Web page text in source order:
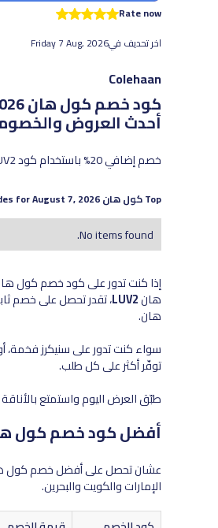
Rate now
اخر تحديف فيFriday 7 Aug, 2026
Colehaan
كود خصم كول هان 2026: احصل على خصم ثابت 20% باستخدام كود LUV2
أحدث العروض
خصم إضافي 20% باستخدام كود LUV2 على الأحذية والحقائب والإكسسوارات من كول هان في الإمارات والكويت والبحرين.
Topكول هانAugust 7, 2026
No items found.
إذا كنت تدور على كود خصم كول
هانLUV2
هان.
سواء كنت تدور على سنيكرز فخمة،
توفّر أكثر على كل طلب.
طبّق العرض اليوم واستمتع
أفضل كود خصم كول هان
الإمارات والكويت والبحرين.